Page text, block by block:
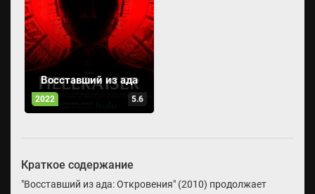
Восставший из ада
2022 5.6
Краткое содержание
"Восставший из ада: Откровения" (2010) продолжает